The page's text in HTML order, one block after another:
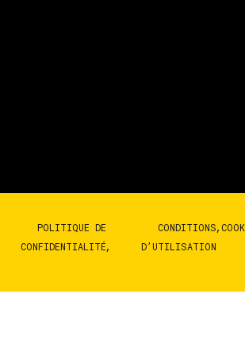
POLITIQUE DE
CONFIDENTIALITÉ
CONDITIONS
D’UTILISATION